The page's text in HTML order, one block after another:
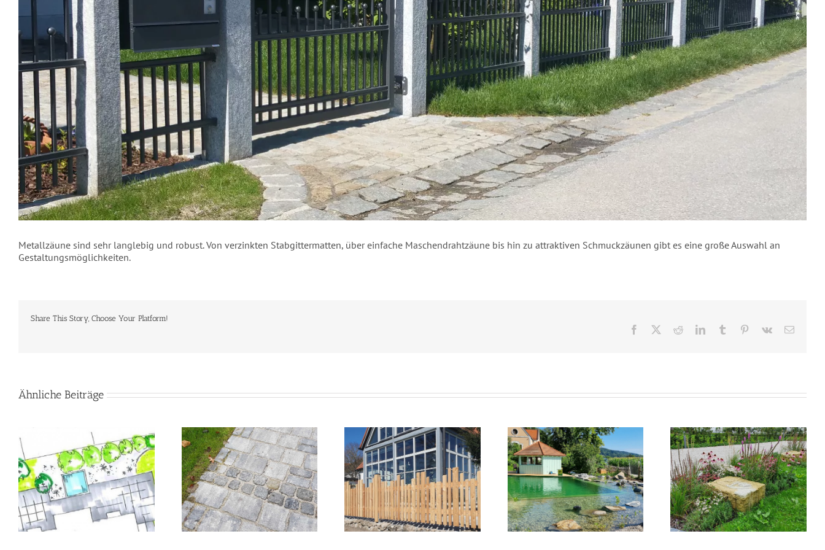
Metallzäune sind sehr langlebig und robust. Von verzinkten Stabgittermatten, über einfache Maschendrahtzäune bis hin zu attraktiven Schmuckzäunen gibt es eine große Auswahl an
Gestaltungsmöglichkeiten.
Share This Story, Choose Your Platform!
Facebook RedditLinkedInTumblr Pinterest
Vk
E-
Ähnliche Beiträge
Stein & Pflaster Zäune & Sichtschutz Wasser im Garten Begrünung Gartenplanung